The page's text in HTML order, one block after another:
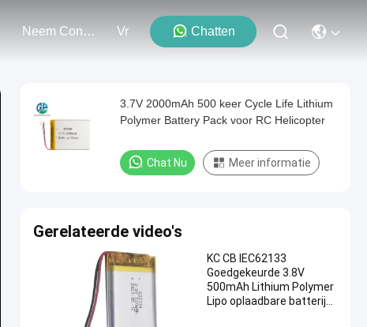
Neem Contact Met Ons Op Vr Chatten
3.7V 2000mAh 500 keer Cycle Life Lithium
Polymer Battery Pack voor RC Helicopter
Chat Nu Meer informatie
Gerelateerde video's
KC CB IEC62133
Goedgekeurde 3.8V
500mAh Lithium Polymer
Lipo oplaadbare batterij